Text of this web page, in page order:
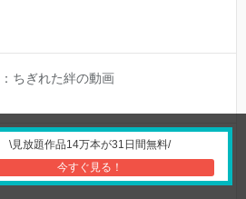
ちぎれた絆の動画
ク・スクランブル 排気」の動画を
聴方法は？
\見放題作品14万本が31日間無料/
今すぐ見る！